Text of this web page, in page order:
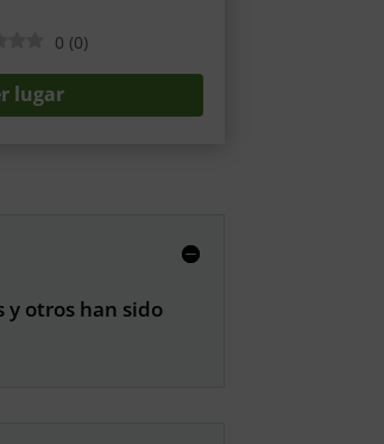
0 (0)
lugar
y otros han sido